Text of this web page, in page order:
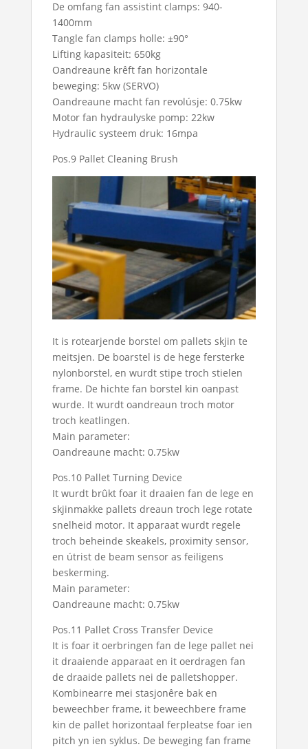
De omfang fan assistint clamps: 940-
1400mm
Tangle fan clamps holle: ±90°
Lifting kapasiteit: 650kg
Oandreaune krêft fan horizontale
beweging: 5kw (SERVO)
Oandreaune macht fan revolúsje: 0.75kw
Motor fan hydraulyske pomp: 22kw
Hydraulic systeem druk: 16mpa
Pos.9 Pallet Cleaning Brush
It is rotearjende borstel om pallets skjin te
meitsjen. De boarstel is de hege fersterke
nylonborstel, en wurdt stipe troch stielen
frame. De hichte fan borstel kin oanpast
wurde. It wurdt oandreaun troch motor
troch keatlingen.
Main parameter:
Oandreaune macht: 0.75kw
Pos.10 Pallet Turning Device
It wurdt brûkt foar it draaien fan de lege en
skjinmakke pallets dreaun troch lege rotate
snelheid motor. It apparaat wurdt regele
troch beheinde skeakels, proximity sensor,
en útrist de beam sensor as feiligens
beskerming.
Main parameter:
Oandreaune macht: 0.75kw
Pos.11 Pallet Cross Transfer Device
It is foar it oerbringen fan de lege pallet nei
it draaiende apparaat en it oerdragen fan
de draaide pallets nei de palletshopper.
Kombinearre mei stasjonêre bak en
beweechber frame, it beweechbere frame
kin de pallet horizontaal ferpleatse foar ien
pitch yn ien syklus. De beweging fan frame